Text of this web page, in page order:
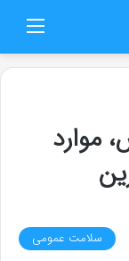
موارد
سلامت عمومی